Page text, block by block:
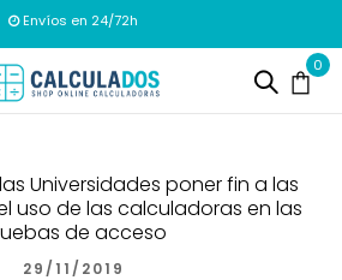
Envíos en 24/72h
0
las Universidades poner fin a las
uso de las calculadoras en las
de acceso
29/11/2019